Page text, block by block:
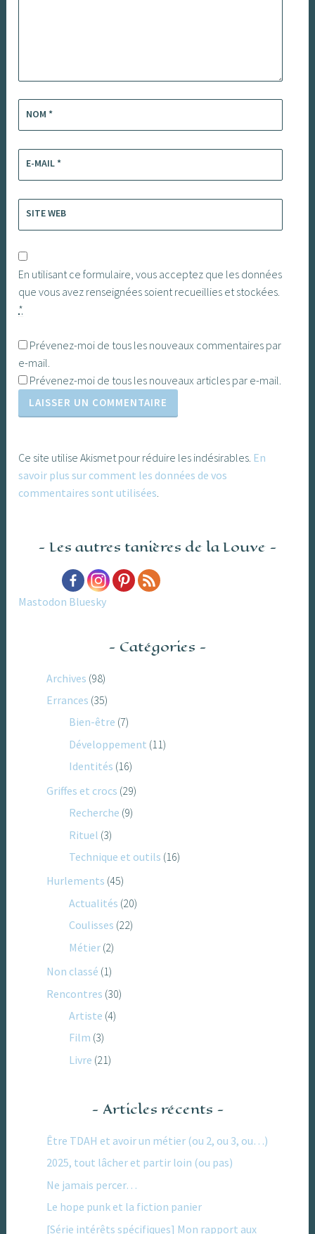
NOM*
E-MAIL*
SITE WEB
En utilisant ce formulaire, vous acceptez que les données
que vous avez renseignées soient recueillies et stockées.
*
Prévenez-moi de tous les nouveaux commentaires par
e-mail.
Prévenez-moi de tous les nouveaux articles par e-mail.
Ce site utilise Akismet pour réduire les indésirables. En
savoir plus sur comment les données de vos
commentaires sont utilisées.
Les autres tanières de la Louve
Mastodon Bluesky
Catégories
Archives (98)
Errances (35)
Bien-être (7)
Développement (11)
Identités (16)
Griffes et crocs (29)
Recherche (9)
Rituel (3)
Technique et outils (16)
Hurlements (45)
Actualités (20)
Coulisses (22)
Métier (2)
Non classé (1)
Rencontres (30)
Artiste (4)
Film (3)
Livre (21)
Articles récents
Être TDAH et avoir un métier (ou 2, ou 3, ou…)
2025, tout lâcher et partir loin (ou pas)
Ne jamais percer…
Le hope punk et la fiction panier
[Série intérêts spécifiques] Mon rapport aux